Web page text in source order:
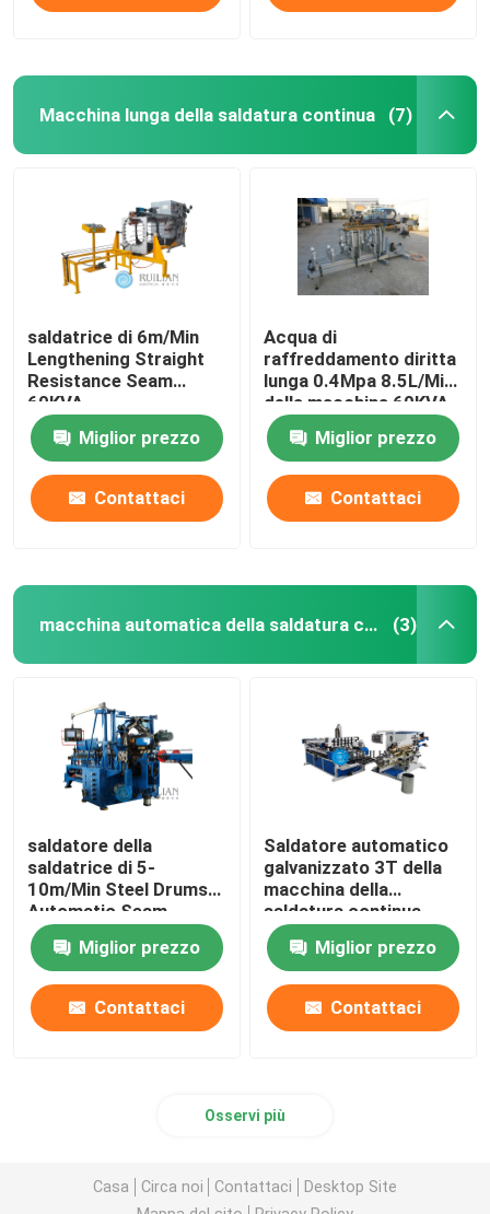
Macchina lunga della saldatura continua (7)
saldatrice di 6m/Min
Lengthening Straight
Resistance Seam
60KVA
Miglior prezzo
Contattaci
Acqua di
raffreddamento diritta
lunga 0.4Mpa 8.5L/Min
della macchina 60KVA
della saldatura
continua di RUILIAN
Miglior prezzo
Contattaci
macchina automatica della saldatura continua (3)
saldatore della
saldatrice di 5-
10m/Min Steel Drums
Automatic Seam
Miglior prezzo
Contattaci
Saldatore automatico
galvanizzato 3T della
macchina della
saldatura continua
della lamiera di acciaio
Miglior prezzo
Contattaci
Osservi più
Casa Circa noi Contattaci
Desktop Site